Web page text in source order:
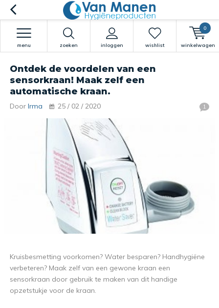
zoeken inloggen
menu wishlist winkelwagen
0
Ontdek de voordelen van een
sensorkraan! Maak zelf een
automatische kraan.
Door Irma 25 / 02 / 2020 1
Kruisbesmetting voorkomen? Water besparen? Handhygiëne
verbeteren? Maak zelf van een gewone kraan een
sensorkraan door gebruik te maken van dit handige
opzetstukje voor de kraan.